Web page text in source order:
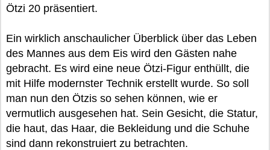
Ötzi 20 präsentiert.
Ein wirklich anschaulicher Überblick über das Leben
des Mannes aus dem Eis wird den Gästen nahe
gebracht. Es wird eine neue Ötzi-Figur enthüllt, die
mit Hilfe modernster Technik erstellt wurde. So soll
man nun den Ötzis so sehen können, wie er
vermutlich ausgesehen hat. Sein Gesicht, die Statur,
die haut, das Haar, die Bekleidung und die Schuhe
sind dann rekonstruiert zu betrachten.